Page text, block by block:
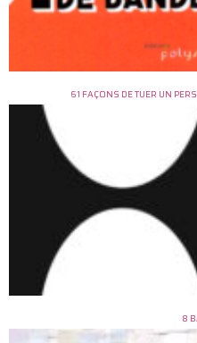
61 FAÇONS DE TUER UN
8